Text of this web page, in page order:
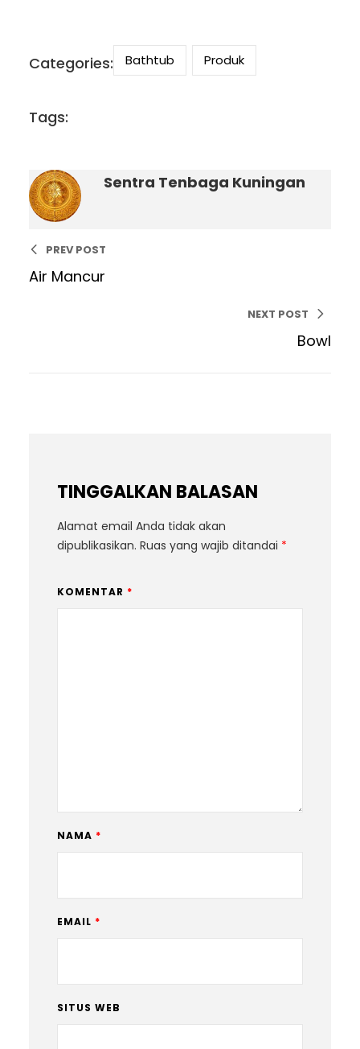
Categories: Bathtub Produk
Tags:
Sentra Tenbaga Kuningan
PREV POST
Air Mancur
NEXT POST
Bowl
TINGGALKAN BALASAN
Alamat email Anda tidak akan
dipublikasikan. Ruas yang wajib ditandai *
KOMENTAR *
NAMA *
EMAIL *
SITUS WEB